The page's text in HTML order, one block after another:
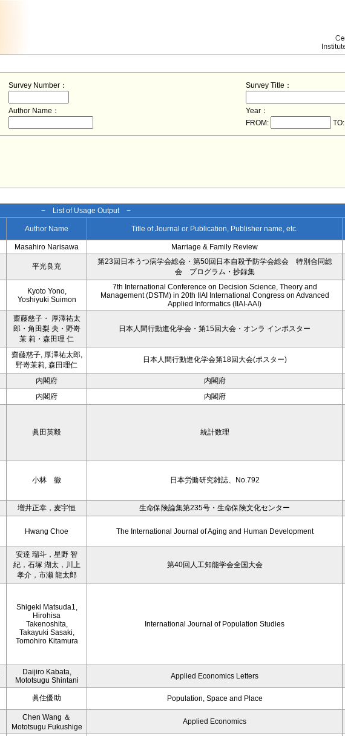
Survey Number： Survey Title：
Author Name：
Year：
FROM:
TO:
− List of Usage Output −
Author Name Title of Journal or Publication, Publisher name, etc.
Masahiro Narisawa Marriage & Family Review
平光良充
第23回日本うつ病学会総会・第50回日本自殺予防学会総会 特別合同総
会 プログラム・抄録集
Kyoto Yono,
Yoshiyuki Suimon
7th International Conference on Decision Science, Theory and
Management (DSTM) in 20th IIAI International Congress on Advanced
Applied Informatics (IIAI-AAI)
齋藤慈子・ 厚澤祐太
郎・角田梨 央・野嵜
茉 莉・森田理 仁
日本人間行動進化学会・第15回大会・オンラ インポスター
齋藤慈子, 厚澤祐太郎,
野嵜茉莉, 森田理仁
日本人間行動進化学会第18回大会(ポスター)
内閣府 内閣府
内閣府 内閣府
眞田英毅 統計数理
小林 徹 日本労働研究雑誌、No.792
増井正幸，麦宇恒 生命保険論集第235号・生命保険文化センター
Hwang Choe The International Journal of Aging and Human Development
安達 瑠斗，星野 智
紀，石塚 湖太，川上
孝介，市瀬 龍太郎
第40回人工知能学会全国大会
Shigeki Matsuda1,
Hirohisa
Takenoshita,
Takayuki Sasaki,
Tomohiro Kitamura
International Journal of Population Studies
Daijiro Kabata,
Mototsugu Shintani
Applied Economics Letters
眞住優助 Population, Space and Place
Chen Wang ＆
Mototsugu Fukushige
Applied Economics